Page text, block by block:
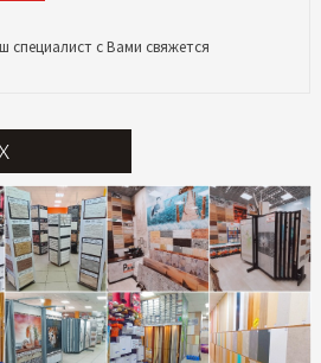
специалист с Вами свяжется